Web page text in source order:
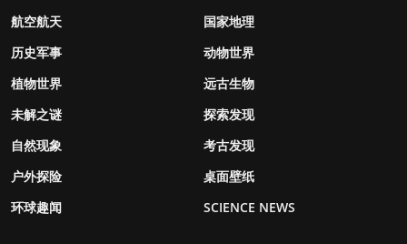
航空航天
国家地理
历史军事
动物世界
植物世界
远古生物
未解之谜
探索发现
自然现象
考古发现
户外探险
桌面壁纸
环球趣闻
SCIENCE NEWS